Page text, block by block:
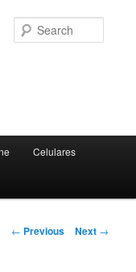
Celulares
Post
← Previous Next →